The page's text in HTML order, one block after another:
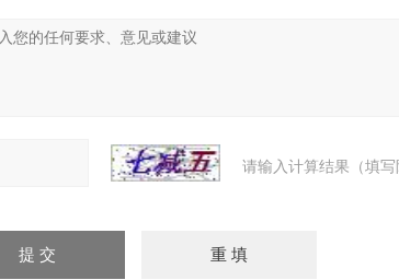
请输入计算结果（填